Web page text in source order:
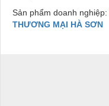
Sản phẩm doanh nghiệp:
THƯƠNG MẠI HÀ SƠN